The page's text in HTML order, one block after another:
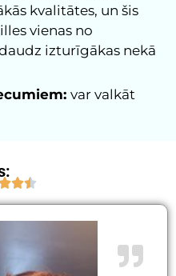
kvalitātes, un šis
vienas no
izturīgākas nekā
var valkāt